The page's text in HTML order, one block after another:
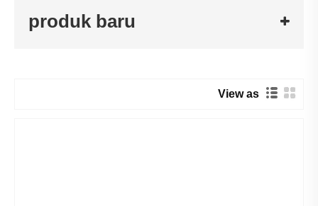
produk baru
View as